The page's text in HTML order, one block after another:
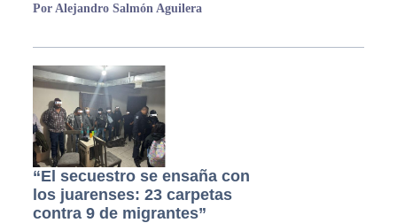
Por Alejandro Salmón Aguilera
“El secuestro se ensaña con
los juarenses: 23 carpetas
contra 9 de migrantes”